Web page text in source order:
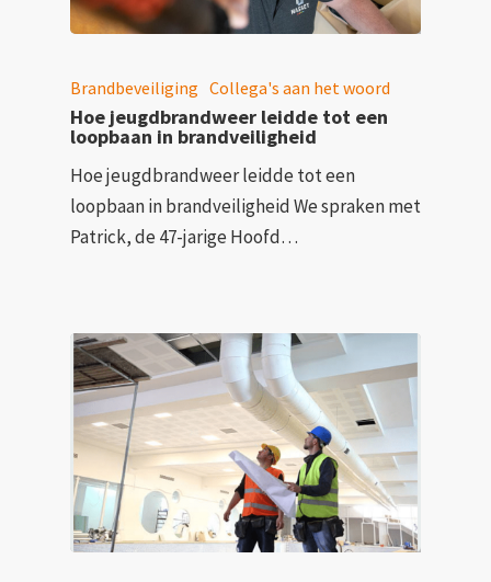
Brandbeveiliging Collega's aan het woord
Hoe jeugdbrandweer leidde tot een
loopbaan in brandveiligheid
Hoe jeugdbrandweer leidde tot een
loopbaan in brandveiligheid We spraken met
Patrick, de 47-jarige Hoofd…